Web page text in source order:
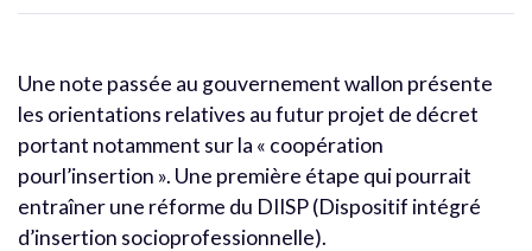
Une note passée au gouvernement wallon présente
les orientations relatives au futur projet de décret
portant notamment sur la « coopération
pourl’insertion ». Une première étape qui pourrait
entraîner une réforme du DIISP (Dispositif intégré
d’insertion socioprofessionnelle).